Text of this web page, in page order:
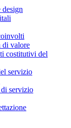
design
di valore
costitutivi del
servizio
di servizio